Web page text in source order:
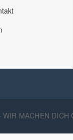
MACHEN DICH